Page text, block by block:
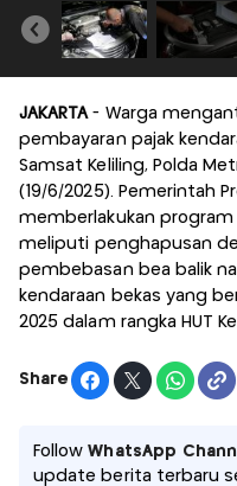
JAKARTA - Warga
pembayaran pajak
Samsat Keliling, Polda
(19/6/2025). Pemerintah
memberlakukan
meliputi penghapusan
pembebasan bea balik
kendaraan bekas yang
2025 dalam rangka HUT
Share
FollowWhatsApp
update berita terbaru